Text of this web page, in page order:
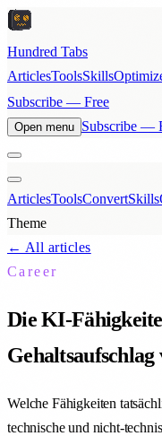
Hundred Tabs
ArticlesToolsSkills
Subscribe — Free
Open menu Subscribe —
ArticlesToolsConvertSkills
Theme
← All articles
Career
Die KI-
Welche Fähigkeiten
technische und nicht-